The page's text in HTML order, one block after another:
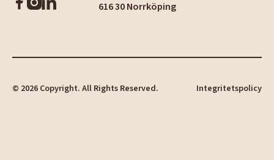
616 30 Norrköping
© 2026Copyright. All Rights Reserved. Integritetspolicy